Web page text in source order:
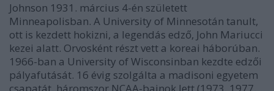
Johnson 1931. március 4-én született
Minneapolisban. A University of Minnesotán tanult,
ott is kezdett hokizni, a legendás edző, John Mariucci
kezei alatt. Orvosként részt vett a koreai háborúban.
1966-ban a University of Wisconsinban kezdte edzői
pályafutását. 16 évig szolgálta a madisoni egyetem